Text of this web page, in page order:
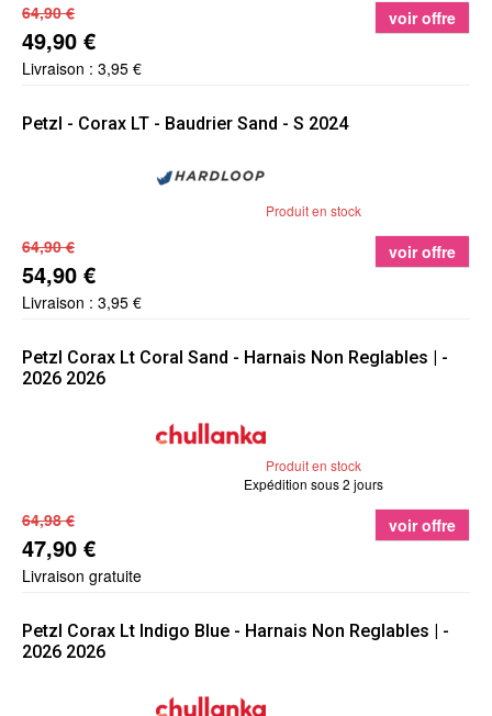
64,90 €
49,90 €
Livraison : 3,95 €
voir offre
Petzl - Corax LT - Baudrier Sand - S 2024
Produit en stock
64,90 €
54,90 €
Livraison : 3,95 €
voir offre
Petzl Corax Lt Coral Sand - Harnais Non Reglables | -
2026 2026
Produit en stock
Expédition sous 2 jours
64,98 €
47,90 €
Livraison gratuite
voir offre
Petzl Corax Lt Indigo Blue - Harnais Non Reglables | -
2026 2026